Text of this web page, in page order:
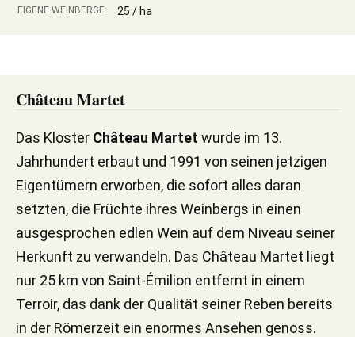
EIGENE WEINBERGE: 25 / ha
Château Martet
Das Kloster Château Martet wurde im 13.
Jahrhundert erbaut und 1991 von seinen jetzigen
Eigentümern erworben, die sofort alles daran
setzten, die Früchte ihres Weinbergs in einen
ausgesprochen edlen Wein auf dem Niveau seiner
Herkunft zu verwandeln. Das Château Martet liegt
nur 25 km von Saint-Émilion entfernt in einem
Terroir, das dank der Qualität seiner Reben bereits
in der Römerzeit ein enormes Ansehen genoss.